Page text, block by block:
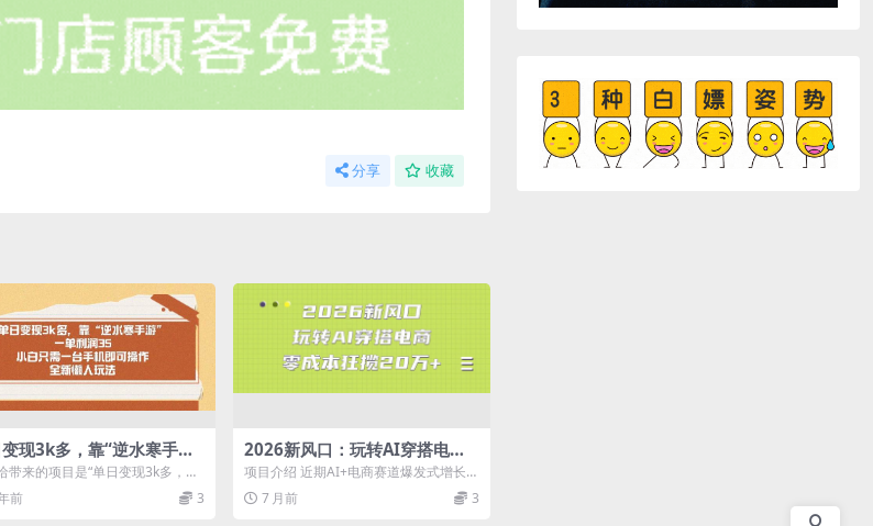
分享 收藏
现3k多，靠“逆水寒手
一单利润35，小白只需一
即可操...
带来的项目是“单日变现3k多，靠
寒手游”，一单利润35，小白只需一
前 3
2026新风口：玩转AI穿搭电
商，零成本狂揽20万+
项目介绍 近期AI+电商赛道爆发式增长，
尤其是通过图文/视频带货的案例层出不
穷。...7 月前 3